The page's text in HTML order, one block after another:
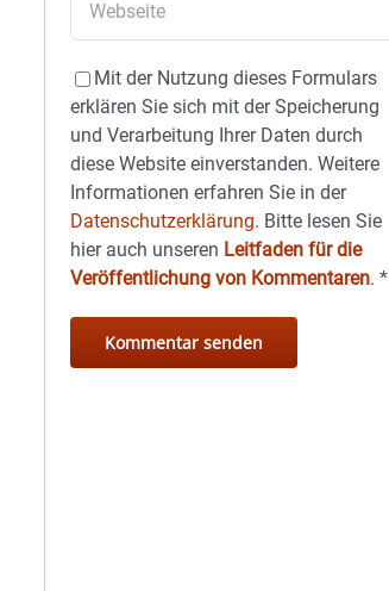
Mit der Nutzung dieses Formulars
erklären Sie sich mit der Speicherung
und Verarbeitung Ihrer Daten durch
diese Website einverstanden. Weitere
Informationen erfahren Sie in der
Datenschutzerklärung. Bitte lesen Sie
hier auch unseren Leitfaden für die
Veröffentlichung von Kommentaren.*